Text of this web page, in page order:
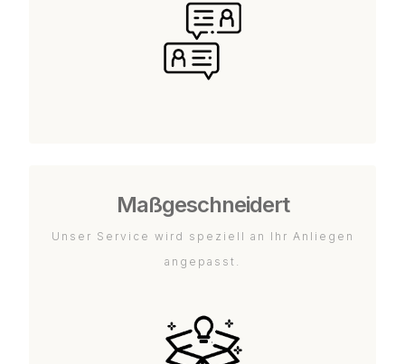
Maßgeschneidert
Unser Service wird speziell an Ihr Anliegen
angepasst.